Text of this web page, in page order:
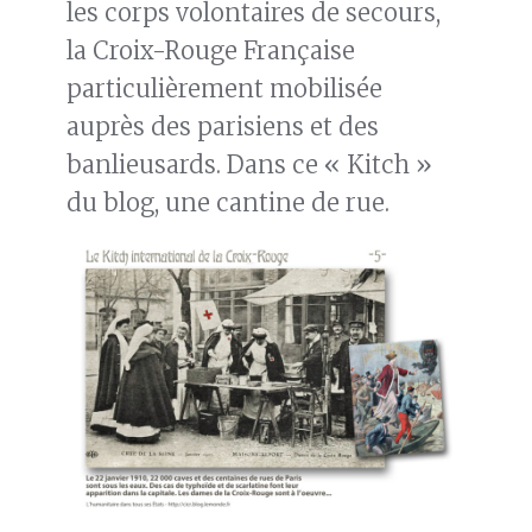
les corps volontaires de secours,
la Croix-Rouge Française
particulièrement mobilisée
auprès des parisiens et des
banlieusards. Dans ce « Kitch »
du blog, une cantine de rue.